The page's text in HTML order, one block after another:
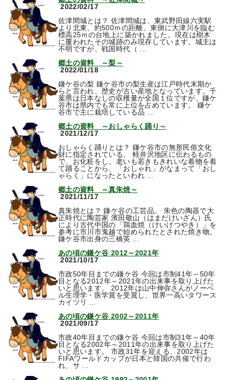
2022/02/17
佐津間城とは？ 佐津間城は、東武野田線六実駅
より北東、約500ｍの距離、東側に大津川を臨む
標高25ｍの台地上に築かれました。現在は樹木
に覆われたその城跡のみ現存しています。城主は
不明ですが、戦国時代（ ...
郷土の資料 ～梨～
2022/01/18
鎌ケ谷の梨 鎌ケ谷市の梨生産は江戸時代末期か
らと言われ、歴史が古い産地となっています。千
葉県は日本なしの収穫量が全国１位ですが、鎌ケ
谷市は県内でも常に上位を占めています。 鎌ケ
谷市で主に栽培している品 ...
郷土の資料 ～おしゃらく踊り～
2021/12/17
おしゃらく踊りとは？ 鎌ケ谷市の無形民俗文化
財に指定されている。 軽井沢地区に伝わるもの
で、お化粧をし、老いも若きもきれいな着物を着
て踊ることから、「おしゃれ」がなまって「おし
ゃらく」になったといわれ ...
郷土の資料 ～真朱焼～
2021/11/17
真朱焼とは？ 鎌ケ谷の工芸品。 朱色の陶器で大
正時代に陶芸家 濱田敬山（はまだけいざん）氏
により古代中国の「鶏血焼（けいけつやき）」を
参考に市川市鬼越で始められたとされた焼き物。
鎌ケ谷市出身の三橋英 ...
あの頃の鎌ケ谷 2012～2021年
2021/10/17
市政50年目までの鎌ケ谷 今回は市制41年～50年
目となる2012年～2021年の出来事を取り上げた
いと思います。 2012年は山中伸弥さんがノーベ
ル生理学・医学賞を受賞し、世界一高いタワース
カイツリ ...
あの頃の鎌ケ谷 2002～2011年
2021/09/17
市政40年目までの鎌ケ谷 今回は市制31年～40年
目となる2002年～2011年の出来事を取り上げた
いと思います。 市政31年を迎える、2002年は
FIFAワールドカップが日本と韓国の共催で行わ
れ、サ ...